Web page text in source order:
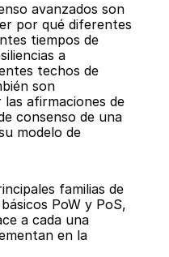
avanzados son
por qué diferentes
tiempos de
a
techos de
son
afirmaciones de
consenso de una
modelo de
familias de
PoW y PoS,
a cada una
en la